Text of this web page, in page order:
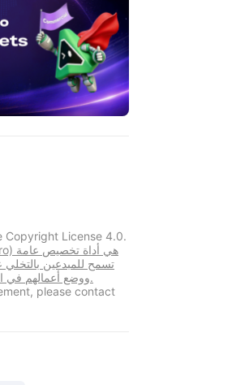
Copyright License 4.0.
تسمح للمبدعين
ووضع أعمالهم في الملكية العامة في جميع أنحاء العالم.
please contact